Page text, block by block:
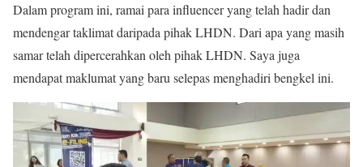
Dalam program ini, ramai para influencer yang telah hadir dan
mendengar taklimat daripada pihak LHDN. Dari apa yang masih
samar telah dipercerahkan oleh pihak LHDN. Saya juga
mendapat maklumat yang baru selepas menghadiri bengkel ini.